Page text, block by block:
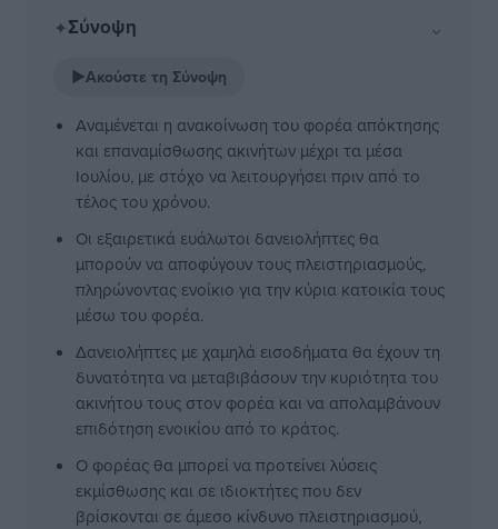
✦Σύνοψη ⌄
▶Ακούστε τη Σύνοψη
Αναμένεται η ανακοίνωση του φορέα απόκτησης
και επαναμίσθωσης ακινήτων μέχρι τα μέσα
Ιουλίου, με στόχο να λειτουργήσει πριν από το
τέλος του χρόνου.
Οι εξαιρετικά ευάλωτοι δανειολήπτες θα
μπορούν να αποφύγουν τους πλειστηριασμούς,
πληρώνοντας ενοίκιο για την κύρια κατοικία τους
μέσω του φορέα.
Δανειολήπτες με χαμηλά εισοδήματα θα έχουν τη
δυνατότητα να μεταβιβάσουν την κυριότητα του
ακινήτου τους στον φορέα και να απολαμβάνουν
επιδότηση ενοικίου από το κράτος.
Ο φορέας θα μπορεί να προτείνει λύσεις
εκμίσθωσης και σε ιδιοκτήτες που δεν
βρίσκονται σε άμεσο κίνδυνο πλειστηριασμού,